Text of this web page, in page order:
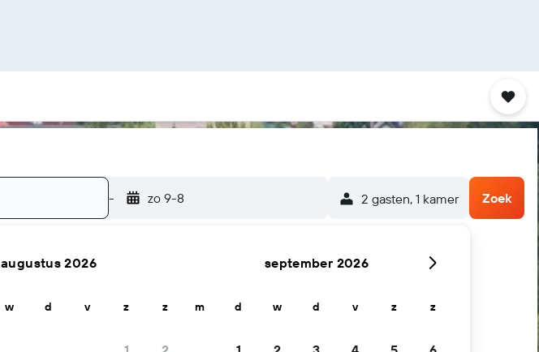
- zo 9-8 2 gasten, 1 kamer Zoek
augustus 2026
w d v z z
september 2026
m d w d v z z